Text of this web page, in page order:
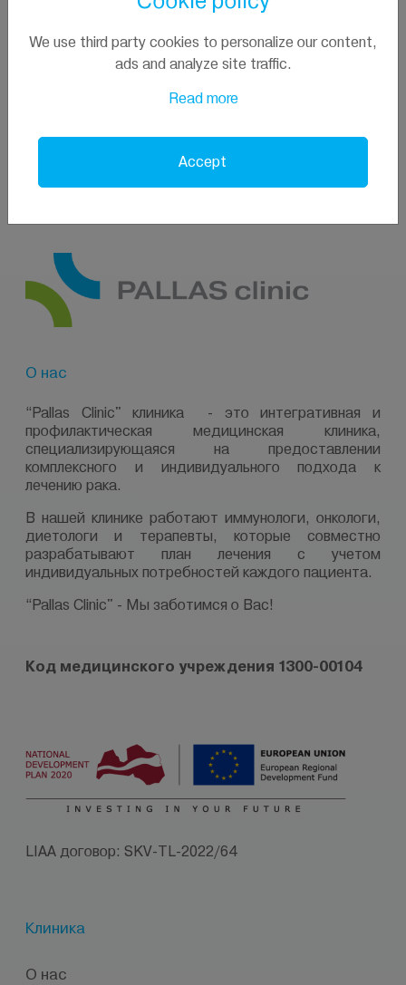
О нас
“Pallas Clinic"клиника
- это интегративная и
профилактическая медицинская клиника,
специализирующаяся на предоставлении
комплексного и индивидуального подхода к
лечению рака.
В нашей клинике работают иммунологи, онкологи,
диетологи и терапевты, которые совместно
разрабатывают план лечения с учетом
индивидуальных потребностей каждого пациента.
“Pallas Clinic" - Мы заботимся о Вас!
Код медицинского учреждения 1300-00104
LIAA договор: SKV-TL-2022/64
Клиника
О нас
We use third party cookies to personalize our content,
ads and analyze site traffic.
Read more
Accept